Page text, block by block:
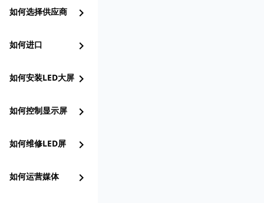
如何选择供应商 chevron_right
如何进口 chevron_right
如何安装LED大屏 chevron_right
如何控制显示屏 chevron_right
如何维修LED屏 chevron_right
如何运营媒体 chevron_right